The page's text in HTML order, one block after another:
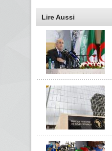
Lire Aussi